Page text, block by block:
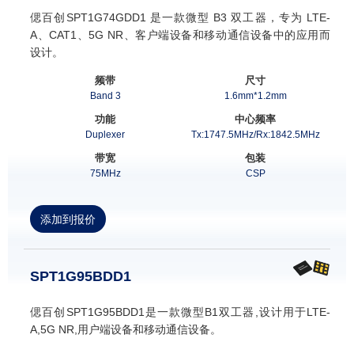
偲百创SPT1G74GDD1 是一款微型 B3 双工器，专为 LTE-
A、CAT1、5G NR、客户端设备和移动通信设备中的应用而
设计。
频带
Band 3
尺寸
1.6mm*1.2mm
功能
Duplexer
中心频率
Tx:1747.5MHz/Rx:1842.5MHz
带宽
75MHz
包装
CSP
添加到报价
SPT1G95BDD1
偲百创SPT1G95BDD1是一款微型B1双工器,设计用于LTE-
A,5G NR,用户端设备和移动通信设备。